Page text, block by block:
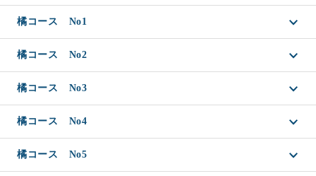
橘コース No1
橘コース No2
橘コース No3
橘コース No4
橘コース No5